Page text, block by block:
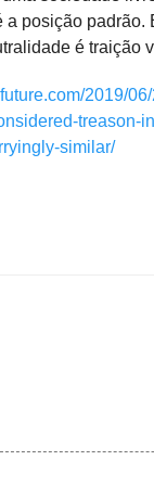
a posição padrão.
é traição
2019/
treason-
similar/